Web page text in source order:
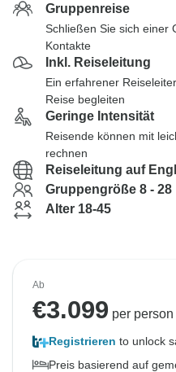
Gruppenreise
Schließen Sie sich einer
Kontakte
Inkl. Reiseleitung
Ein erfahrener
Reise begleiten
Geringe Intensität
Reisende können mit
rechnen
Reiseleitung auf
Gruppengröße 8 - 28
Alter 18-45
Ab
€3.099 per person
Registrieren to unlock
Preis basierend auf